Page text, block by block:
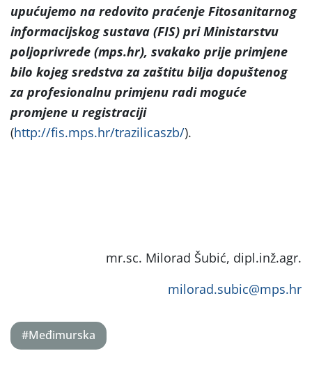
upućujemo na redovito praćenje Fitosanitarnog
informacijskog sustava (FIS) pri Ministarstvu
poljoprivrede (mps.hr), svakako prije primjene
bilo kojeg sredstva za zaštitu bilja dopuštenog
za profesionalnu primjenu radi moguće
promjene u registraciji
(http://fis.mps.hr/trazilicaszb/).
mr.sc. Milorad Šubić, dipl.inž.agr.
milorad.subic@mps.hr
#Međimurska